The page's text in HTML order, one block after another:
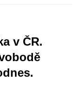
v ČR.